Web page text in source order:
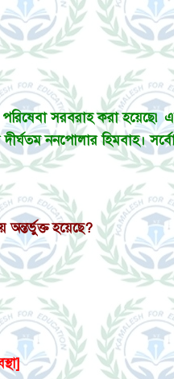
সরবরাহ করা
দীর্ঘতম ননপোলার হিমবাহ।
হয়েছে?